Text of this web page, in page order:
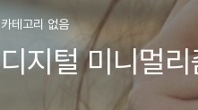
카테고리 없음
디지털 미니멀